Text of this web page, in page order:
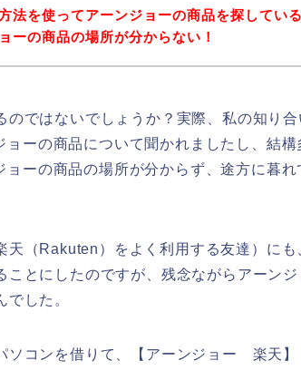
法を使ってアーンジョーの商品を探してい
ーの商品の場所が分からない！
のではないでしょうか？実際、私の知り
ョーの商品について聞かれましたし、結
ョーの商品の場所が分からず、途方に暮
天（Rakuten）をよく利用する友達）に
ことにしたのですが、残念ながらアーン
した。
ソコンを借りて、【アーンジョー 楽天